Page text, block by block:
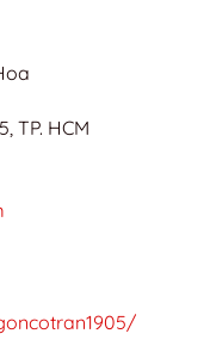
TP. HCM